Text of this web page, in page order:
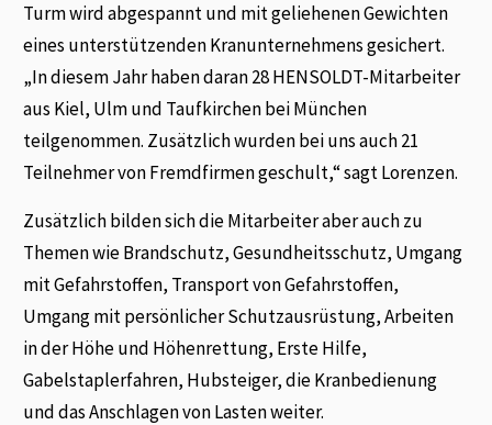
Turm wird abgespannt und mit geliehenen Gewichten
eines unterstützenden Kranunternehmens gesichert.
„In diesem Jahr haben daran 28 HENSOLDT-Mitarbeiter
aus Kiel, Ulm und Taufkirchen bei München
teilgenommen. Zusätzlich wurden bei uns auch 21
Teilnehmer von Fremdfirmen geschult,“ sagt Lorenzen.
Zusätzlich bilden sich die Mitarbeiter aber auch zu
Themen wie Brandschutz, Gesundheitsschutz, Umgang
mit Gefahrstoffen, Transport von Gefahrstoffen,
Umgang mit persönlicher Schutzausrüstung, Arbeiten
in der Höhe und Höhenrettung, Erste Hilfe,
Gabelstaplerfahren, Hubsteiger, die Kranbedienung
und das Anschlagen von Lasten weiter.